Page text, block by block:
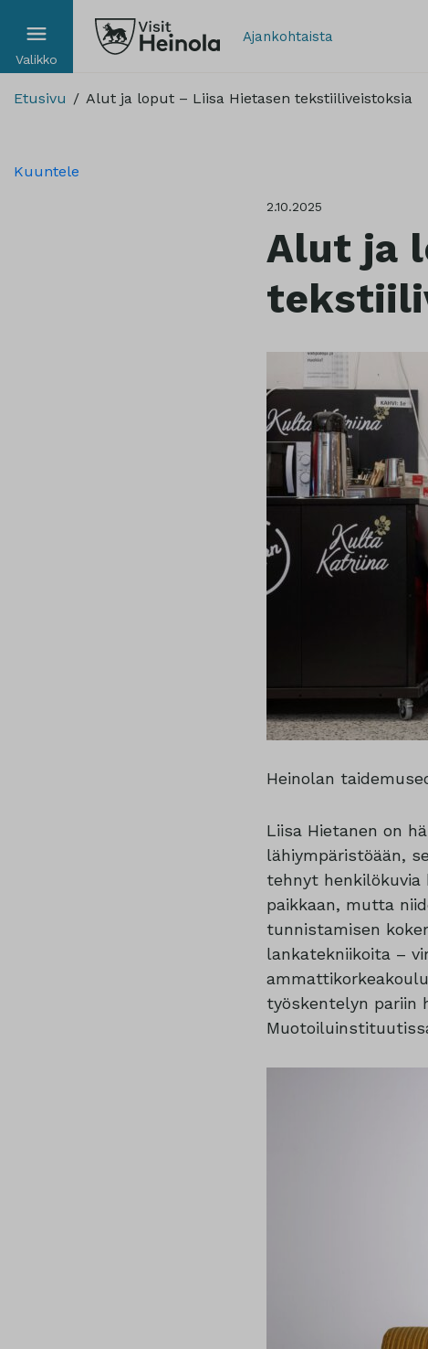
Valikko
Ajankohtaista
Etusivu Alut ja loput – Liisa Hietasen tekstiiliveistoksia
Kuuntele
2.10.2025
Alut ja
Heinolan taidemuseo
Liisa Hietanen on
lähiympäristöään,
tehnyt
paikkaan, mutta
tunnistamisen
lankatekniikoita –
työskentelyn pariin